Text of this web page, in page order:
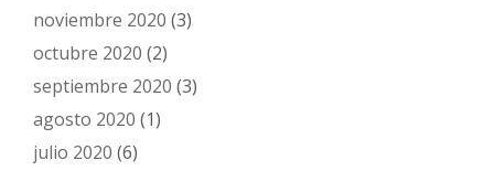
noviembre 2020 (3)
octubre 2020 (2)
septiembre 2020 (3)
agosto 2020 (1)
julio 2020 (6)